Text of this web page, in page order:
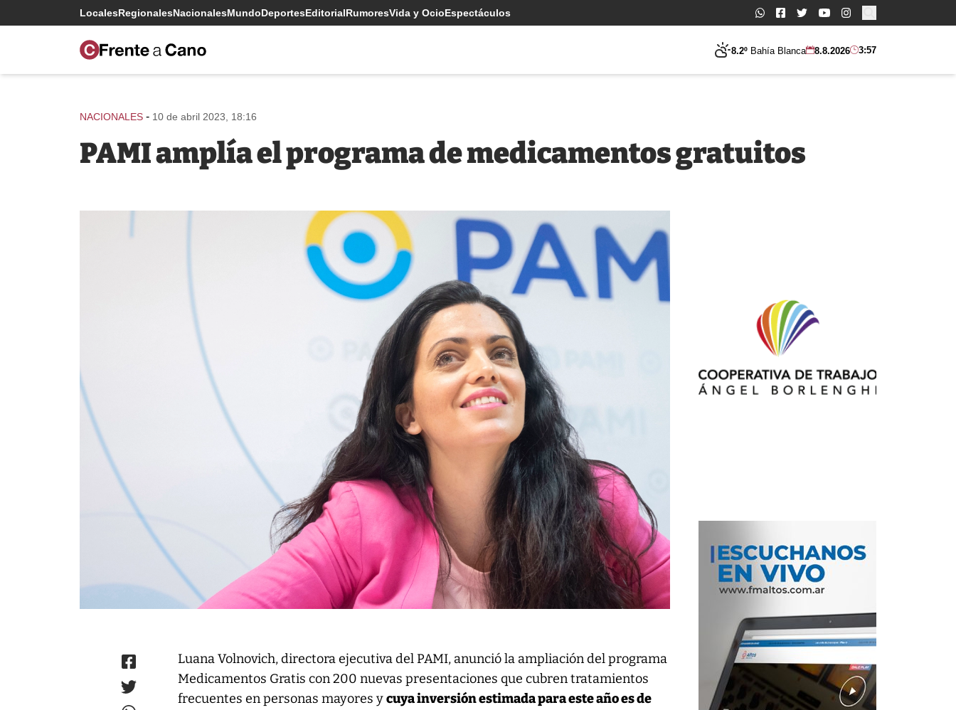
LocalesRegionalesNacionalesMundoDeportesEditorialRumoresVida y OcioEspectáculos Buscar:
8.2º Bahía Blanca 8.8.2026 3:57
NACIONALES - 10 de abril 2023, 18:16
PAMI amplía el programa de medicamentos gratuitos
Luana Volnovich, directora ejecutiva del PAMI, anunció la ampliación del programa
Medicamentos Gratis con 200 nuevas presentaciones que cubren tratamientos
frecuentes en personas mayores ycuya inversión estimada para este año es de